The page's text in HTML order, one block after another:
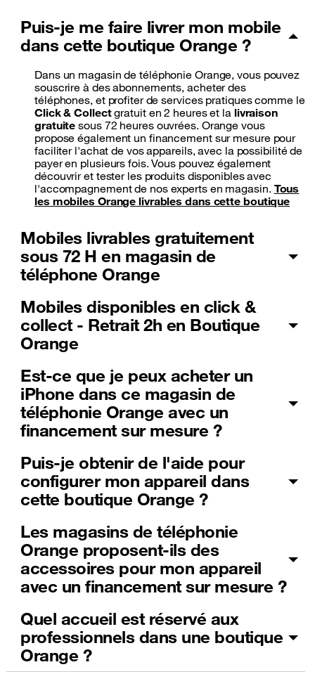
Puis-je me faire livrer mon mobile
dans cette boutique Orange ?
Dans un magasin de téléphonie Orange, vous pouvez
souscrire à des abonnements, acheter des
téléphones, et profiter de services pratiques comme le
Click & Collectgratuit en 2 heures et la livraison
gratuite sous 72 heures ouvrées. Orange vous
propose également un financement sur mesure pour
faciliter l'achat de vos appareils, avec la possibilité de
payer en plusieurs fois. Vous pouvez également
découvrir et tester les produits disponibles avec
l'accompagnement de nos experts en magasin. Tous
les mobiles Orange livrables dans cette boutique
Mobiles livrables gratuitement
sous 72 H en magasin de
téléphone Orange
Mobiles disponibles en click &
collect - Retrait 2h en Boutique
Orange
Est-ce que je peux acheter un
iPhone dans ce magasin de
téléphonie Orange avec un
financement sur mesure ?
Puis-je obtenir de l'aide pour
configurer mon appareil dans
cette boutique Orange ?
Les magasins de téléphonie
Orange proposent-ils des
accessoires pour mon appareil
avec un financement sur mesure ?
Quel accueil est réservé aux
professionnels dans une boutique
Orange ?